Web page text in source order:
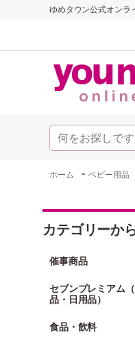
ゆめタウン公式オンラ
ホーム -ベビー用品
カテゴリーか
催事商品
セブンプレミアム
品・日用品）
食品・飲料